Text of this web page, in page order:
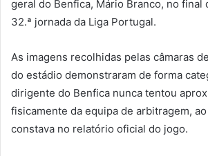
geral do Benfica, Mário Branco, no final
32.ª jornada da Liga Portugal.
As imagens recolhidas pelas câmaras
do estádio demonstraram de forma
dirigente do Benfica nunca tentou
fisicamente da equipa de arbitragem,
constava no relatório oficial do jogo.